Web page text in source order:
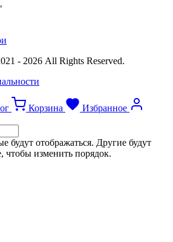
- 2026 All Rights Reserved.
Корзина
Избранное
будут отображаться. Другие будут
изменить порядок.